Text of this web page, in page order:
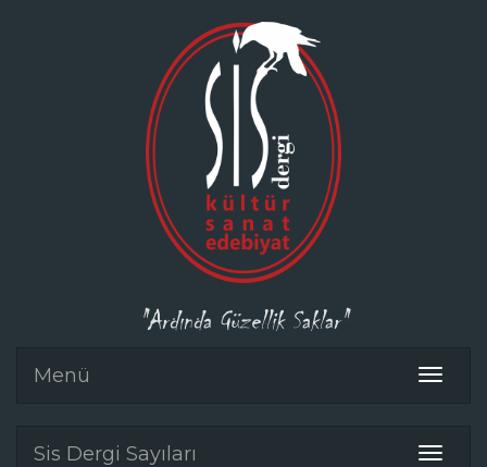
"Ardında Güzellik Saklar"
Toggle
Menü
Toggle
Sis Dergi Sayıları